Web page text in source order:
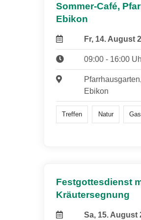
Sommer-Café,
Ebikon
Fr, 14. August
09:00 - 16:00
Ebikon
Treffen Natur
Festgottesdienst
Kräutersegnung
Sa, 15. August